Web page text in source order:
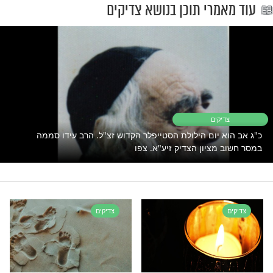
אומריתהיליםיתפללו עליך (או על
הגון ולחתונה עוד השנה!
רק לקבוצת ווטסאפ אחת מבית מוקד